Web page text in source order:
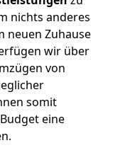
nichts anderes
neuen Zuhause
wir über
von
somit
eine